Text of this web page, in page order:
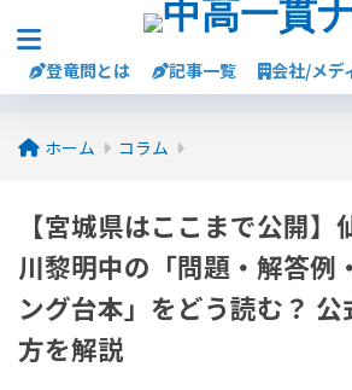
登竜問とは 記事一覧 会社/メデ
ホーム コラム
【宮城県はここまで公開
川黎明中の「問題・解答例
ング台本」をどう読む？
方を解説